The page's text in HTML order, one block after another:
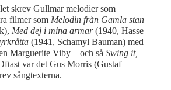
skrev Gullmar melodier som
filmer som Melodin från Gamla stan
Med dej i mina armar(1940, Hasse
(1941, Schamyl Bauman) med
Marguerite Viby – och så Swing it,
var det Gus Morris (Gustaf
sångtexterna.